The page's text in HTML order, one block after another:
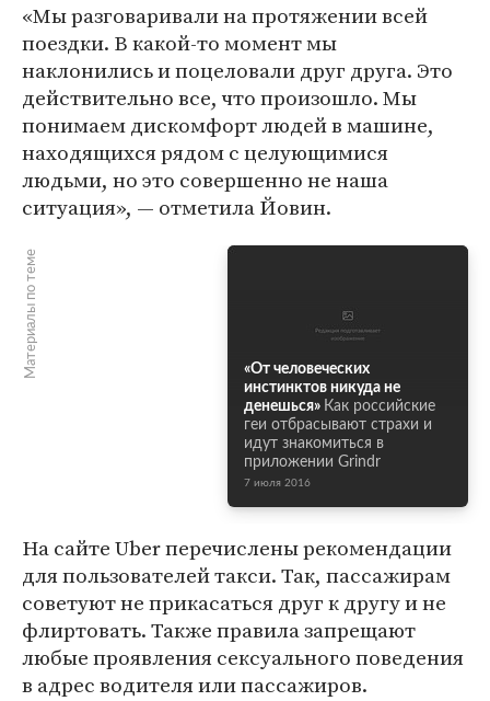
«Мы разговаривали на протяжении всей
поездки. В какой-то момент мы
наклонились и поцеловали друг друга. Это
действительно все, что произошло. Мы
понимаем дискомфорт людей в машине,
находящихся рядом с целующимися
людьми, но это совершенно не наша
ситуация», — отметила Йовин.
Материалы по теме
«От человеческих
инстинктов никуда не
денешься» Как российские
геи отбрасывают страхи и
идут знакомиться в
приложении Grindr
7 июля 2016
На сайте Uber перечислены рекомендации
для пользователей такси. Так, пассажирам
советуют не прикасаться друг к другу и не
флиртовать. Также правила запрещают
любые проявления сексуального поведения
в адрес водителя или пассажиров.